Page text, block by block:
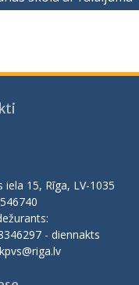
iela 15, Rīga, LV-1035
- diennakts